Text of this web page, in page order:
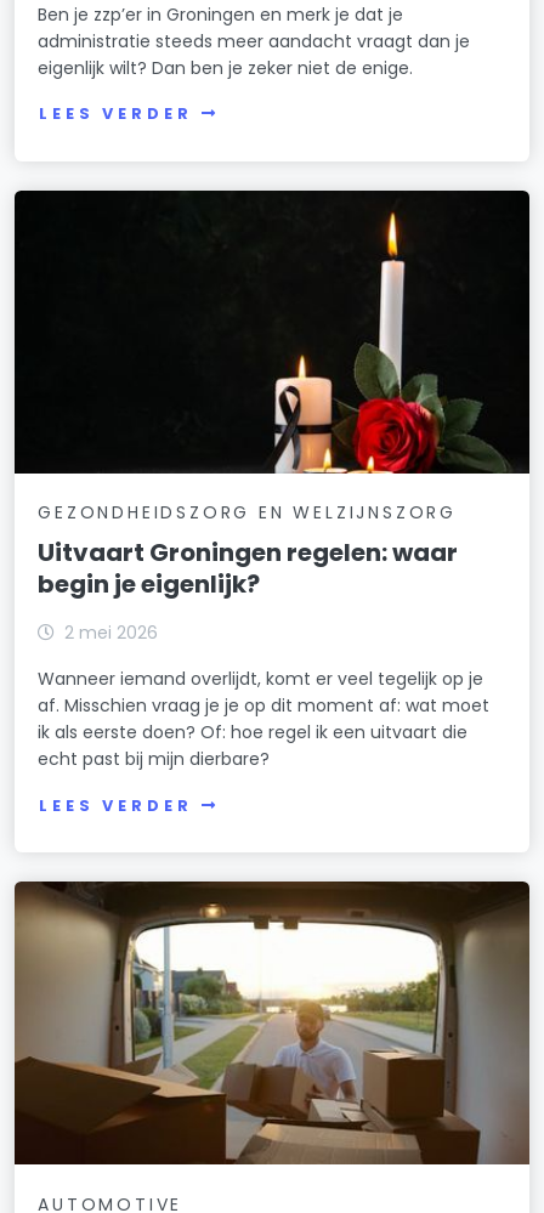
Ben je zzp’er in Groningen en merk je dat je
administratie steeds meer aandacht vraagt dan je
eigenlijk wilt? Dan ben je zeker niet de enige.
LEES VERDER
GEZONDHEIDSZORG EN WELZIJNSZORG
Uitvaart Groningen regelen: waar
begin je eigenlijk?
2 mei 2026
Wanneer iemand overlijdt, komt er veel tegelijk op je
af. Misschien vraag je je op dit moment af: wat moet
ik als eerste doen? Of: hoe regel ik een uitvaart die
echt past bij mijn dierbare?
LEES VERDER
AUTOMOTIVE